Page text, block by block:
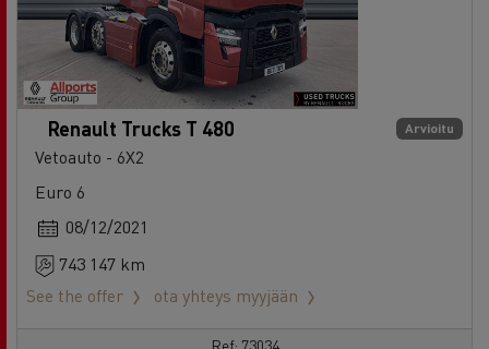
Arvioitu
Renault Trucks T 480
Vetoauto - 6X2
Euro 6
08/12/2021
743 147 km
See the offer
ota yhteys myyjään
Ref: 73034